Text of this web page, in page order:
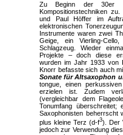
Zu Beginn der 30er
Kompositionstechniken
und Paul Höffer im
elektronischen
Instrumente waren zwei
Geige, ein Vierling-
Schlagzeug. Wieder
Projekte – doch diese
wurden im Jahr 1933 von
Knorr befasste sich auch
Sonate für Altsaxophon
tongue, einen
erzielen ist. Zudem
(vergleichbar dem
Tonumfang
Saxophonisten beherrscht
plus kleine Terz (d-f3). Der
jedoch zur Verwendung